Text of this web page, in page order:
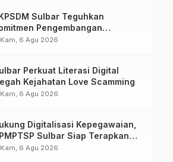
Sulbar Teguhkan
Pengembangan
ASN melalui
Kam, 6 Agu 2026
Perkuat Literasi Digital
Kejahatan Love Scamming
Kam, 6 Agu 2026
Digitalisasi Kepegawaian,
Sulbar Siap Terapkan
FLEKSI ASN
Kam, 6 Agu 2026